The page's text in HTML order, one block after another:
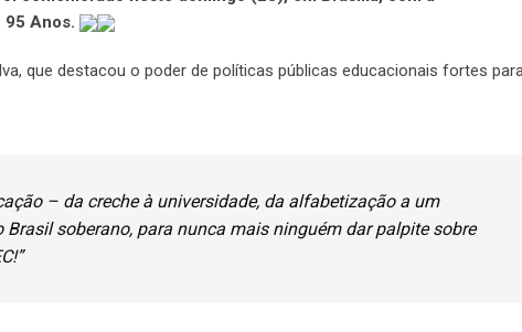
95 Anos.
que destacou o poder de políticas públicas educacionais fortes
– da creche à universidade, da alfabetização a um
soberano, para nunca mais ninguém dar palpite sobre